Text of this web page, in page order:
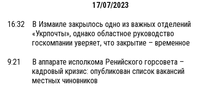
17/07/2023
16:32
В Измаиле закрылось одно из важных отделений
«Укрпочты», однако областное руководство
госкомпании уверяет, что закрытие – временное
9:21
В аппарате исполкома Ренийского горсовета –
кадровый кризис: опубликован список вакансий
местных чиновников